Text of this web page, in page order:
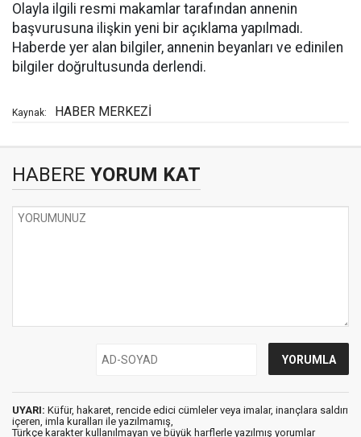
Olayla ilgili resmi makamlar tarafından annenin
başvurusuna ilişkin yeni bir açıklama yapılmadı.
Haberde yer alan bilgiler, annenin beyanları ve edinilen
bilgiler doğrultusunda derlendi.
Kaynak: HABER MERKEZİ
HABERE YORUM KAT
UYARI: Küfür, hakaret, rencide edici cümleler veya imalar, inançlara saldırı
içeren, imla kuralları ile yazılmamış,
Türkçe karakter kullanılmayan ve büyük harflerle yazılmış yorumlar